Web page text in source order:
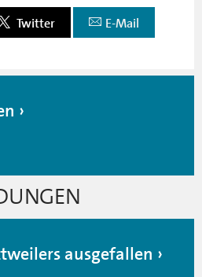
Twitter E-Mail
ausgefallen